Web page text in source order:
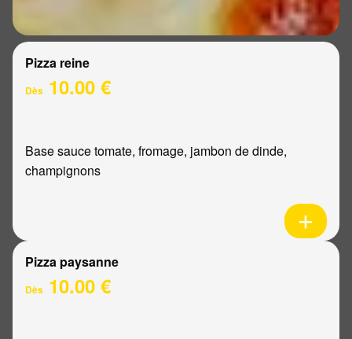
Pizza reine
Dès 10.00 €
Base sauce tomate, fromage, jambon de dinde,
champignons
Pizza paysanne
Dès 10.00 €